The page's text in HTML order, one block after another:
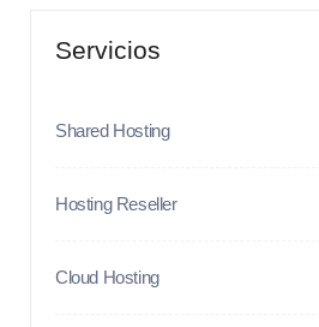
Servicios
Shared Hosting
Hosting Reseller
Cloud Hosting